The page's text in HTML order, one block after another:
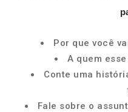
Por que você
A quem
Conte uma
Fale sobre o